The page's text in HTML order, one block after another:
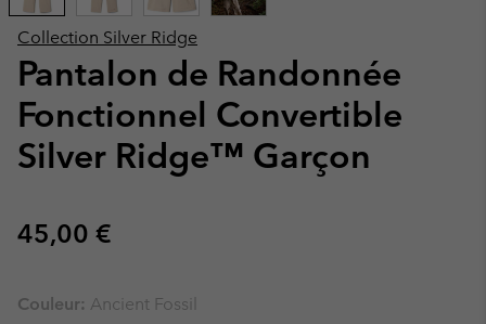
Collection Silver Ridge
Pantalon de Randonnée
Fonctionnel Convertible
Silver Ridge™ Garçon
Regular price:
45,00 €
Couleur: Ancient Fossil